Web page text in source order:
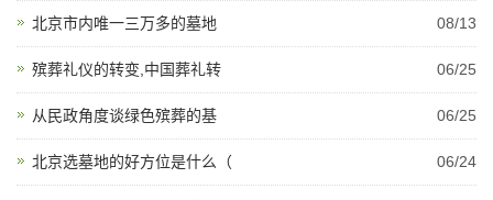
北京市内唯一三万多的墓地 08/13
殡葬礼仪的转变,中国葬礼转 06/25
从民政角度谈绿色殡葬的基 06/25
北京选墓地的好方位是什么（ 06/24